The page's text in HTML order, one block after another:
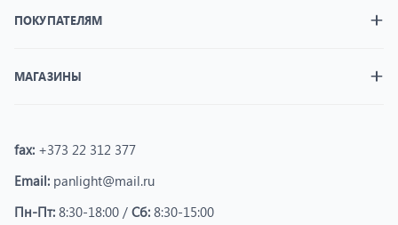
ПОКУПАТЕЛЯМ
МАГАЗИНЫ
fax: +373 22 312 377
Email: panlight@mail.ru
Пн-Пт: 8:30-18:00 / Сб: 8:30-15:00